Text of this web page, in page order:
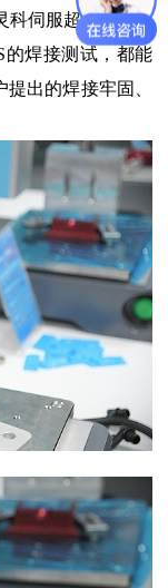
科伺服超声波焊接
的焊接测试，都能
出的焊接牢固、